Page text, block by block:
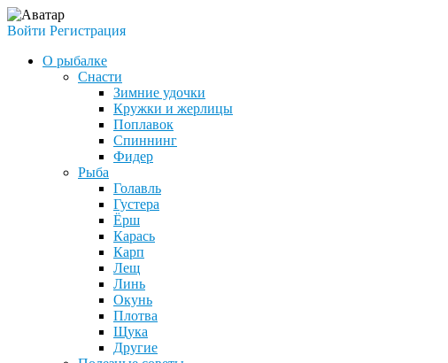
Войти Регистрация
О рыбалке
Снасти
Зимние удочки
Кружки и жерлицы
Поплавок
Спиннинг
Фидер
Рыба
Голавль
Густера
Ёрш
Карась
Карп
Лещ
Линь
Окунь
Плотва
Щука
Другие